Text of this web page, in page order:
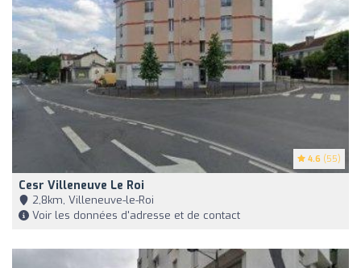
4.6 (55)
Cesr Villeneuve Le Roi
2,8km, Villeneuve-le-Roi
Voir les données d'adresse et de contact